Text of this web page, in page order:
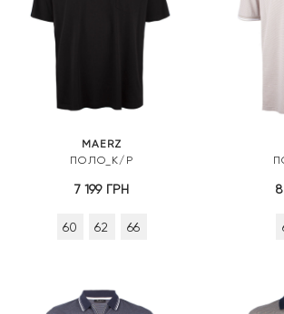
MAERZ
ПОЛО_К/Р
7 199 ГРН
60 62 66